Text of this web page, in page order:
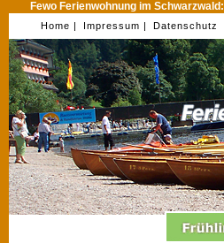
Fewo Ferienwohnung im Schwarzwald:
Home | Impressum | Datenschutz